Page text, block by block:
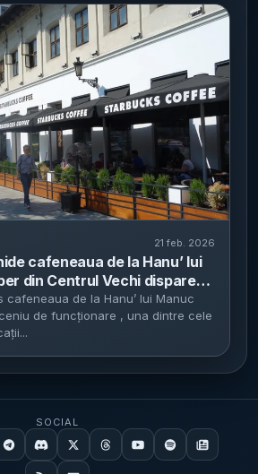
21 feb. 2026
cafeneaua de la Hanu’ lui
din Centrul Vechi dispare
cafeneaua de la Hanu’ lui Manuc
de funcționare , una dintre cele
SOCIAL